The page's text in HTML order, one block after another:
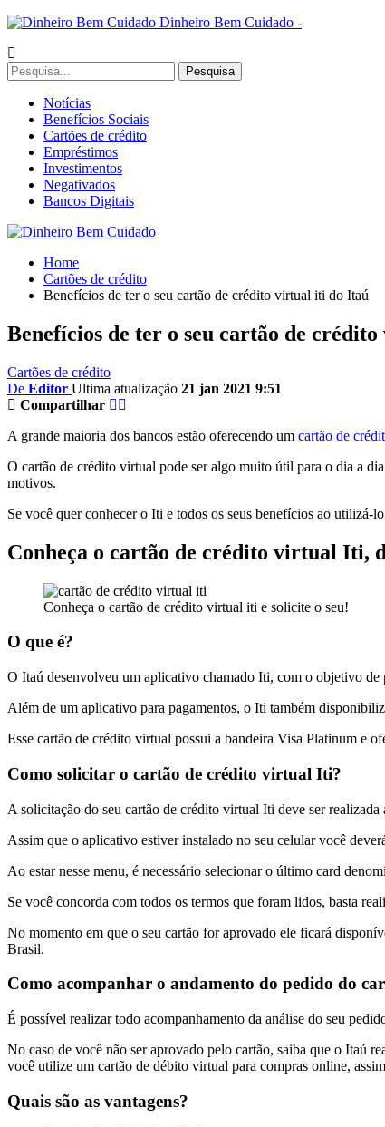
Dinheiro Bem Cuidado -
Notícias
Benefícios Sociais
Cartões de crédito
Empréstimos
Investimentos
Negativados
Bancos Digitais
Home
Cartões de crédito
Benefícios de ter o seu cartão de crédito virtual iti do Itaú
Benefícios de ter o seu cartão de
Cartões de crédito
De Editor Ultima atualização 21 jan 2021 9:51
Compartilhar
A grande maioria dos bancos estão oferecendo um cartão de
O cartão de crédito virtual pode ser algo muito útil para o dia a
motivos.
Se você quer conhecer o Iti e todos os seus benefícios ao utilizá-
Conheça o cartão de crédito virtual Iti,
Conheça o cartão de crédito virtual iti e solicite o seu!
O que é?
O Itaú desenvolveu um aplicativo chamado Iti, com o objetivo de
Além de um aplicativo para pagamentos, o Iti também
Esse cartão de crédito virtual possui a bandeira Visa Platinum e
Como solicitar o cartão de crédito virtual Iti?
A solicitação do seu cartão de crédito virtual Iti deve ser
Assim que o aplicativo estiver instalado no seu celular você
Ao estar nesse menu, é necessário selecionar o último card
Se você concorda com todos os termos que foram lidos, basta
No momento em que o seu cartão for aprovado ele ficará
Brasil.
Como acompanhar o andamento do pedido do
É possível realizar todo acompanhamento da análise do seu
No caso de você não ser aprovado pelo cartão, saiba que o Itaú
você utilize um cartão de débito virtual para compras online,
Quais são as vantagens?